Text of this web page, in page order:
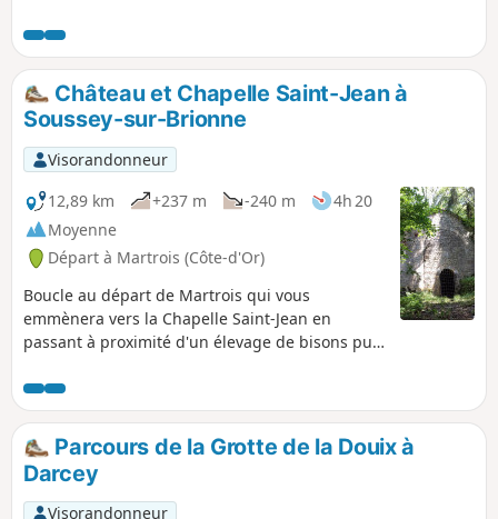
:- le belvédère de la Combe Piron, qui donne
sur la forêt de la combe, Notre-Dame
d’Étang et le Mont Afrique,- le belvédère de
la Roche Aigüe, qui permet de contempler la
vallée de l'Ouche, le village de Mâlain, les
falaises de Baulme-la-Roche, et la campagne
environnante. Sur le chemin du retour, vous
pourrez découvrir la carrière d'extraction de
la chaux de la Roche Aigüe, dont la paroi est
percée de deux profonds tunnels fermés par
des grilles pour protéger les chauve-souris
des incursions des humains curieux.
Château et Chapelle Saint-Jean à
Soussey-sur-Brionne
Visorandonneur
12,89 km
+237 m -240 m
4h 20
Moyenne
Départ à Martrois (Côte-d'Or)
Boucle au départ de Martrois qui vous
emmènera vers la Chapelle Saint-Jean en
passant à proximité d'un élevage de bisons puis
Parcours de la Grotte de la Douix à
Darcey
Visorandonneur